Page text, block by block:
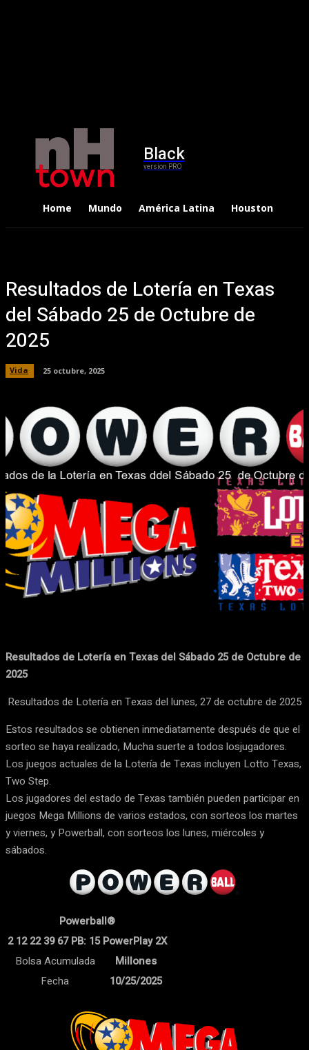
Black
version PRO
Home Mundo América Latina Houston
Resultados de Lotería en Texas
del Sábado 25 de Octubre de
2025
Vida 25 octubre, 2025
WhatsApp
Resultados de Lotería en Texas del Sábado 25 de Octubre de
2025
Resultados de Lotería en Texas del lunes, 27 de octubre de 2025
Estos resultados se obtienen inmediatamente después de que el
sorteo se haya realizado, Mucha suerte a todos losjugadores.
Los juegos actuales de la Lotería de Texas incluyen Lotto Texas,
Two Step.
Los jugadores del estado de Texas también pueden participar en
juegos Mega Millions de varios estados, con sorteos los martes
y viernes, y Powerball, con sorteos los lunes, miércoles y
sábados.
Powerball®
2 12 22 39 67 PB: 15 PowerPlay 2X
Bolsa Acumulada
Millones
Fecha
10/25/2025